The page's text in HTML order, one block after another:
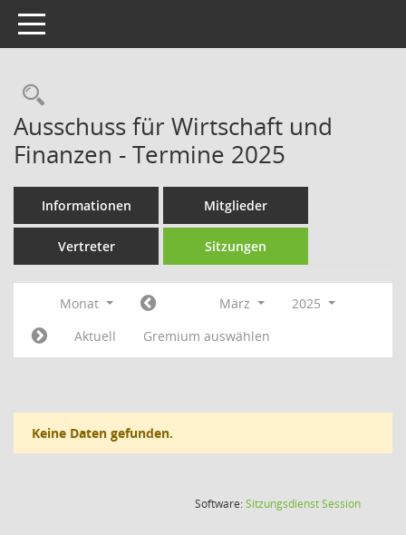
Toggle navigation
Rechercheauswahl
Ausschuss für Wirtschaft und
Finanzen - Termine 2025
Informationen Mitglieder
Vertreter Sitzungen
Monat März
2025
Aktuell
Gremium auswählen
Keine Daten gefunden.
Software:SitzungsdienstSession(Wird in